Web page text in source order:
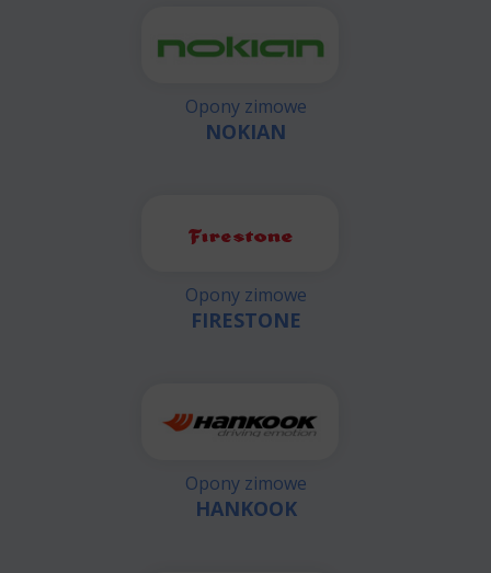
Opony zimowe
NOKIAN
Opony zimowe
FIRESTONE
Opony zimowe
HANKOOK